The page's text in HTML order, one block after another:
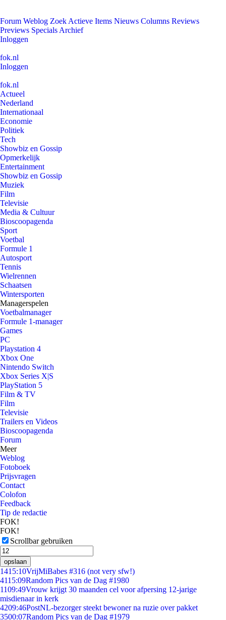
Forum Weblog Zoek Actieve Items Nieuws Columns Reviews
Previews Specials Archief
Inloggen
fok.nl
Inloggen
fok.nl
Actueel
Nederland
Internationaal
Economie
Politiek
Tech
Showbiz en Gossip
Opmerkelijk
Entertainment
Showbiz en Gossip
Muziek
Film
Televisie
Media & Cultuur
Bioscoopagenda
Sport
Voetbal
Formule 1
Autosport
Tennis
Wielrennen
Schaatsen
Wintersporten
Managerspelen
Voetbalmanager
Formule 1-manager
Games
PC
Playstation 4
Xbox One
Nintendo Switch
Xbox Series X|S
PlayStation 5
Film & TV
Film
Televisie
Trailers en Videos
Bioscoopagenda
Forum
Meer
Weblog
Fotoboek
Prijsvragen
Contact
Colofon
Feedback
Tip de redactie
FOK!
FOK!
Scrollbar gebruiken
opslaan
1415:10VrijMiBabes #316 (not very sfw!)
4115:09Random Pics van de Dag #1980
1109:49Vrouw krijgt 30 maanden cel voor afpersing 12-jarige
misdienaar in kerk
4209:46PostNL-bezorger steekt bewoner na ruzie over pakket
3500:07Random Pics van de Dag #1979